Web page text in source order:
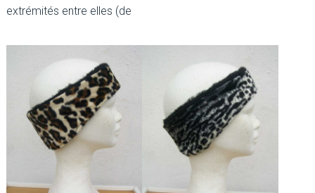
extrémités entre elles (de